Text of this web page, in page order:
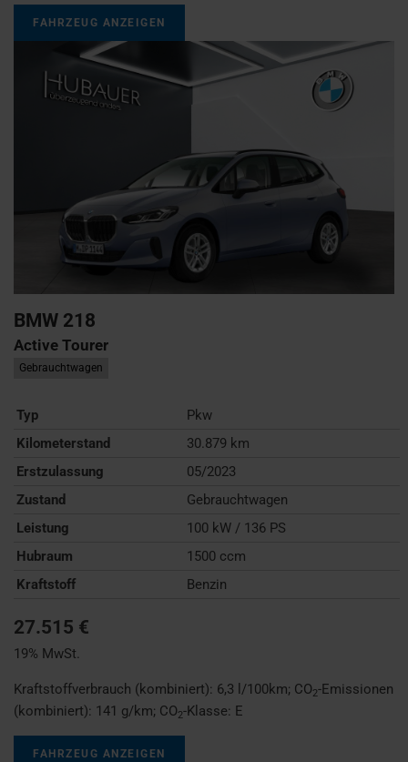
FAHRZEUG ANZEIGEN
BMW 218
Active Tourer
Gebrauchtwagen
Typ
Pkw
Kilometerstand
30.879 km
Erstzulassung
05/2023
Zustand
Gebrauchtwagen
Leistung
100 kW / 136 PS
Hubraum
1500 ccm
Kraftstoff
Benzin
27.515 €
19% MwSt.
Kraftstoffverbrauch (kombiniert): 6,3 l/100km; CO2-Emissionen
(kombiniert): 141 g/km; CO2-Klasse: E
FAHRZEUG ANZEIGEN